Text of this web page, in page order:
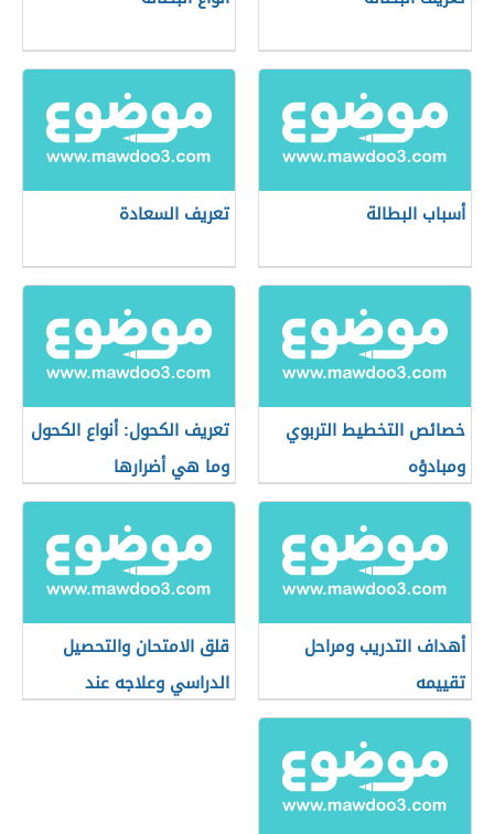
أسباب البطالة تعريف السعادة
خصائص التخطيط التربوي
ومبادؤه
تعريف الكحول: أنواع الكحول
وما هي أضرارها
أهداف التدريب ومراحل
تقييمه
قلق الامتحان والتحصيل
الدراسي وعلاجه عند